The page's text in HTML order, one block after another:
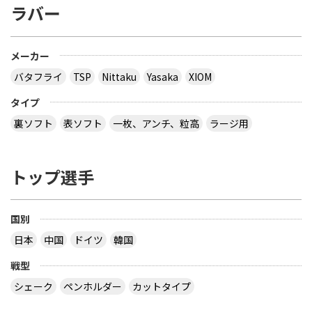
ラバー
メーカー
バタフライ
TSP Nittaku Yasaka
XIOM
タイプ
裏ソフト
表ソフト 一枚、アンチ、粒高 ラージ用
トップ選手
国別
日本
中国 ドイツ
韓国
戦型
シェーク
ペンホルダー カットタイプ